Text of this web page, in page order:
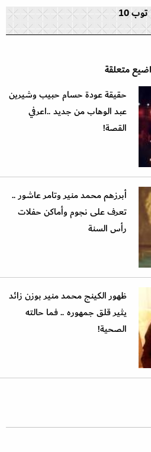
توب 10
متعلقة
حقيقة عودة حسام حبيب وشيرين
عبد الوهاب من جديد ..اعرفي
القصة!
أبرزهم محمد منير وتامر عاشور ..
تعرف على نجوم وأماكن حفلات
رأس السنة
ظهور الكينج محمد منير بوزن زائد
يثير قلق جمهوره .. فما حالته
الصحية!